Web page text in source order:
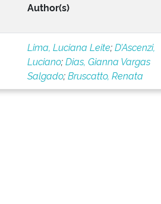
Author(s)
Lima, Luciana Leite;D’Ascenzi,
Luciano;Dias, Gianna Vargas
Salgado;Bruscatto, Renata